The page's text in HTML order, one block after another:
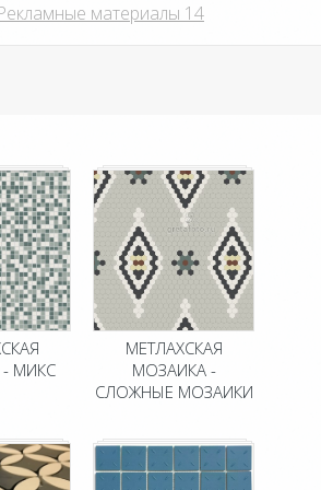
материалы 14
МИКС
МЕТЛАХСКАЯ
МОЗАИКА -
СЛОЖНЫЕ МОЗАИКИ